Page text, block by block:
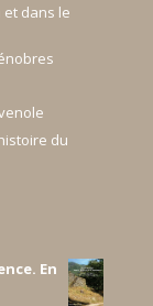
dans le
du
En